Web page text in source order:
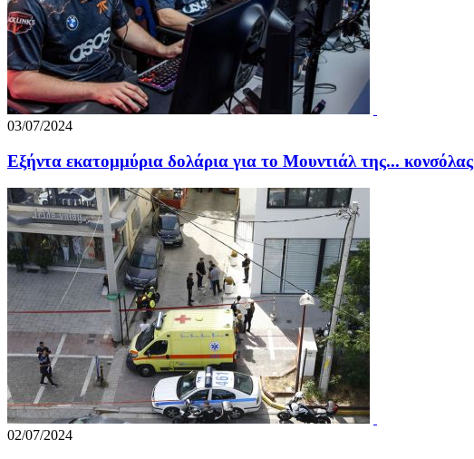
03/07/2024
Εξήντα εκατομμύρια δολάρια για το Μουντιάλ της... κονσόλας
02/07/2024